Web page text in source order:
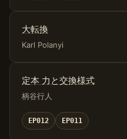
大転換
Karl Polanyi
定本 力と交換様式
柄谷行人
EP012 EP011